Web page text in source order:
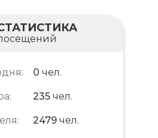
0 чел.
235 чел.
2479 чел.